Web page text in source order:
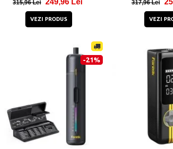
315,96 Lei 249,96 Lei
VEZI PRODUS
317,96 Lei
VEZI
-21%